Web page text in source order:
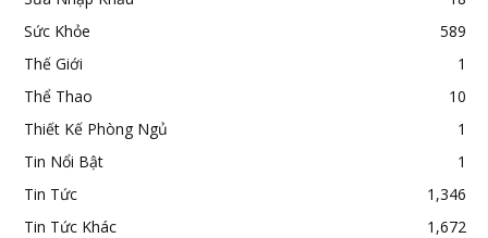
Sức Khỏe
589
Thế Giới
1
Thể Thao
10
Thiết Kế Phòng Ngủ
1
Tin Nổi Bật
1
Tin Tức
1,346
Tin Tức Khác
1,672